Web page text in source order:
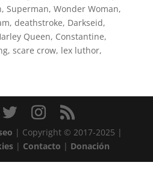
Superman, Wonder Woman,
deathstroke, Darkseid,
Queen, Constantine,
scare crow, lex luthor,
| Copyright © 2017-2025 |
| Contacto | Donación